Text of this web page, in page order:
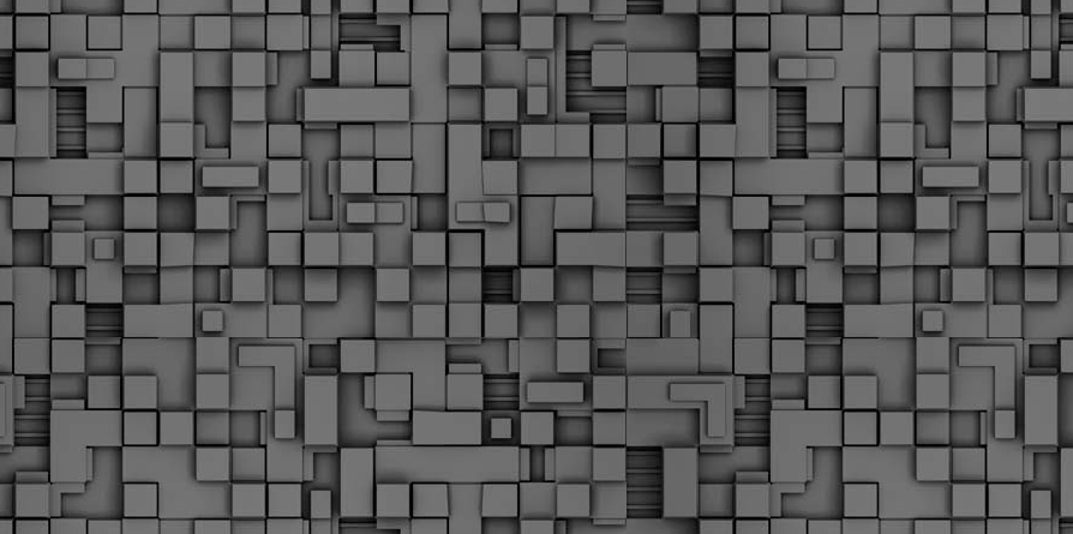
δήμους της χώρας. Το Dimastin, αναζητεί σχετικό
υλικό στο διαδίκτυο και σας το παρουσιάζει σε
την ανάρτηση. Επίσης, σας καλούμε, αν διαπιστώσετε ότι
έχουν "ξεφύγει" ορκωμοσίες, μπορείτε να στέλνετε το
τους υλικό στο dimasthes@gmail.gr ώστε να το
εδώ, άμεσα.
Θεσσαλονίκη: Ορκίστηκαν οι 75 νέοι δημοτικοί
αστυνομικοί – Τι τους ζήτησε ο Αγγελούδης
Ενισχύεται το έργο της δημοτικής αστυνομίας στο δήμο
καθώς το πρωί της Τετάρτης 18 Μαρτίου
οι 75 νέοι δημοτικοί αστυνομικοί.
αυτούς, σε λίγους μήνες αποκτά ένα ισχυρό σώμα η
αστυνομία. Θα είναι πιο κοντά στον πολίτη. Είχα την
να είμαι σήμερα στην ορκωμοσία τους.
Ξεκίνησαν εδώ και μια εβδομάδα οι αφίξεις των
νεοπροσληφθέντων Δημοτικών Αστυνομικών στους
δήμους και οι ορκωμοσίες τους - Πλήρες